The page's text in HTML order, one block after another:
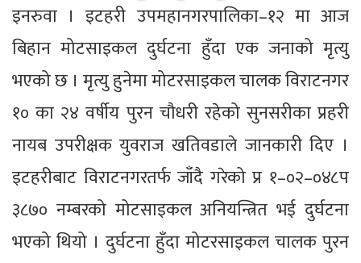
इनरुवा । इटहरी उपमहानगरपालिका–१२ मा आज
बिहान मोटसाइकल दुर्घटना हुँदा एक जनाको मृत्यु
भएको छ । मृत्यु हुनेमा मोटरसाइकल चालक विराटनगर
१० का २४ वर्षीय पुरन चौधरी रहेको सुनसरीका प्रहरी
नायब उपरीक्षक युवराज खतिवडाले जानकारी दिए ।
इटहरीबाट विराटनगरतर्फ जाँदै गरेको प्र १–०२–०४८प
३८७० नम्बरको मोटसाइकल अनियन्त्रित भई दुर्घटना
भएको थियो । दुर्घटना हुँदा मोटरसाइकल चालक पुरन